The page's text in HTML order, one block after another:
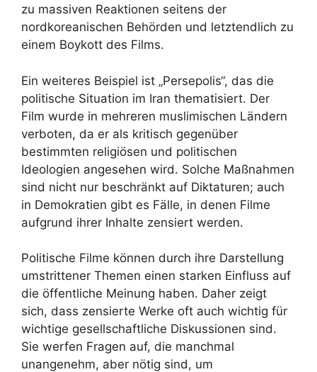
zu massiven Reaktionen seitens der
nordkoreanischen Behörden und letztendlich zu
einem Boykott des Films.
Ein weiteres Beispiel ist „Persepolis“, das die
politische Situation im Iran thematisiert. Der
Film wurde in mehreren muslimischen Ländern
verboten, da er als kritisch gegenüber
bestimmten religiösen und politischen
Ideologien angesehen wird. Solche Maßnahmen
sind nicht nur beschränkt auf Diktaturen; auch
in Demokratien gibt es Fälle, in denen Filme
aufgrund ihrer Inhalte zensiert werden.
Politische Filme können durch ihre Darstellung
umstrittener Themen einen starken Einfluss auf
die öffentliche Meinung haben. Daher zeigt
sich, dass zensierte Werke oft auch wichtig für
wichtige gesellschaftliche Diskussionen sind.
Sie werfen Fragen auf, die manchmal
unangenehm, aber nötig sind, um